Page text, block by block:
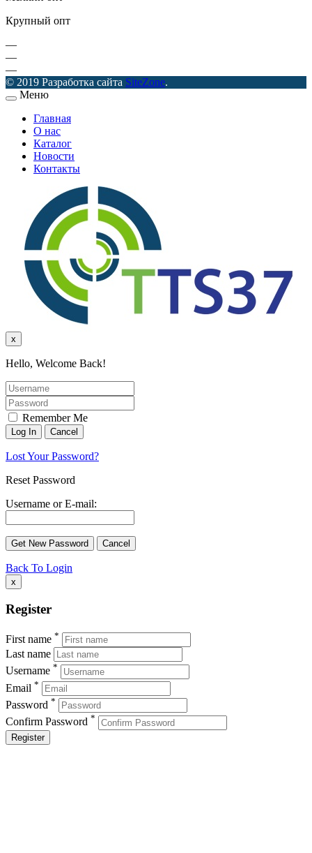
Крупный опт
—
—
—
© 2019 Разработка сайта SiteZone.
Меню
Главная
О нас
Каталог
Новости
Контакты
x
Hello, Welcome Back!
Remember Me
Lost Your Password?
Reset Password
Username or E-mail:
Back To Login
x
Register
First name *
Last name
Username *
Email *
Password *
Confirm Password *
Register